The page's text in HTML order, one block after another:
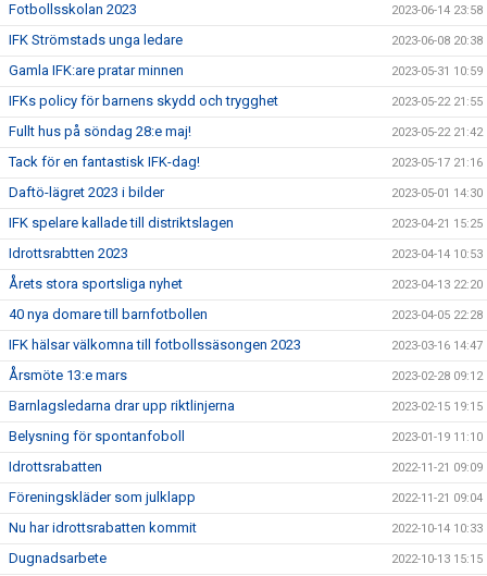
Fotbollsskolan 2023 2023-06-14 23:58
IFK Strömstads unga ledare 2023-06-08 20:38
Gamla IFK:are pratar minnen 2023-05-31 10:59
IFKs policy för barnens skydd och trygghet 2023-05-22 21:55
Fullt hus på söndag 28:e maj! 2023-05-22 21:42
Tack för en fantastisk IFK-dag! 2023-05-17 21:16
Daftö-lägret 2023 i bilder 2023-05-01 14:30
IFK spelare kallade till distriktslagen 2023-04-21 15:25
Idrottsrabtten 2023 2023-04-14 10:53
Årets stora sportsliga nyhet 2023-04-13 22:20
40 nya domare till barnfotbollen 2023-04-05 22:28
IFK hälsar välkomna till fotbollssäsongen 2023 2023-03-16 14:47
Årsmöte 13:e mars 2023-02-28 09:12
Barnlagsledarna drar upp riktlinjerna 2023-02-15 19:15
Belysning för spontanfoboll 2023-01-19 11:10
Idrottsrabatten 2022-11-21 09:09
Föreningskläder som julklapp 2022-11-21 09:04
Nu har idrottsrabatten kommit 2022-10-14 10:33
Dugnadsarbete 2022-10-13 15:15